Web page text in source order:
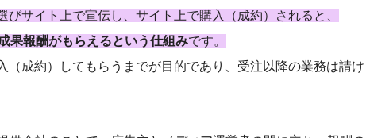
サイト上で宣伝し、サイト上で購入（成約）されると、
果報酬がもらえるという仕組みです。
成約）してもらうまでが目的であり、受注以降の業務は請け